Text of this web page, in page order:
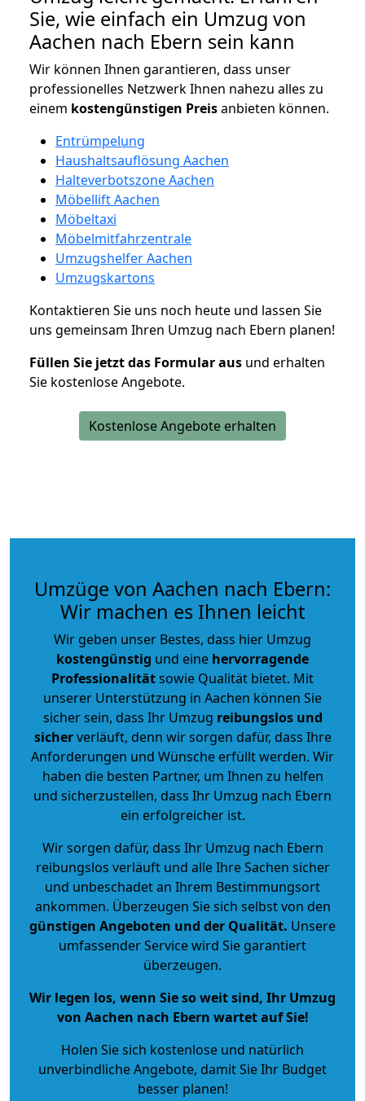
Sie, wie einfach ein Umzug von
Aachen nach Ebern sein kann
Wir können Ihnen garantieren, dass unser
professionelles Netzwerk Ihnen nahezu alles zu
einem kostengünstigen Preisanbieten können.
Entrümpelung
Haushaltsauflösung Aachen
Halteverbotszone Aachen
Möbellift Aachen
Möbeltaxi
Möbelmitfahrzentrale
Umzugshelfer Aachen
Umzugskartons
Kontaktieren Sie uns noch heute und lassen Sie
uns gemeinsam Ihren Umzug nach Ebern planen!
Füllen Sie jetzt das Formular aus und erhalten
Sie kostenlose Angebote.
Kostenlose Angebote erhalten
Umzüge von Aachen nach Ebern:
Wir machen es Ihnen leicht
Wir geben unser Bestes, dass hier Umzug
kostengünstig und eine hervorragende
Professionalitätsowie Qualität bietet. Mit
unserer Unterstützung in Aachen können Sie
sicher sein, dass Ihr Umzug reibungslos und
sicherverläuft, denn wir sorgen dafür, dass Ihre
Anforderungen und Wünsche erfüllt werden. Wir
haben die besten Partner, um Ihnen zu helfen
und sicherzustellen, dass Ihr Umzug nach Ebern
ein erfolgreicher ist.
Wir sorgen dafür, dass Ihr Umzug nach Ebern
reibungslos verläuft und alle Ihre Sachen sicher
und unbeschadet an Ihrem Bestimmungsort
ankommen. Überzeugen Sie sich selbst von den
günstigen Angeboten und der Qualität. Unsere
umfassender Service wird Sie garantiert
überzeugen.
Wir legen los, wenn Sie so weit sind, Ihr Umzug
von Aachen nach Ebern wartet auf Sie!
Holen Sie sich kostenlose und natürlich
unverbindliche Angebote, damit Sie Ihr Budget
besser planen!